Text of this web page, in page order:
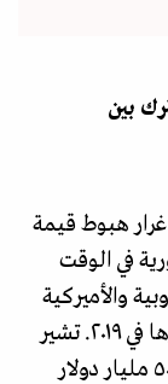
بين
هبوط قيمة
الدولار ٦٦٠٠ ليرة سورية في الوقت
والأميركية
بخاصة عقوبات قانون القيصر التي تم إقرارها في ٢٠١٩. تشير
التقديرات الدولية بأن سوريا بحاجة لنحو ٥٠٠ مليار دولار